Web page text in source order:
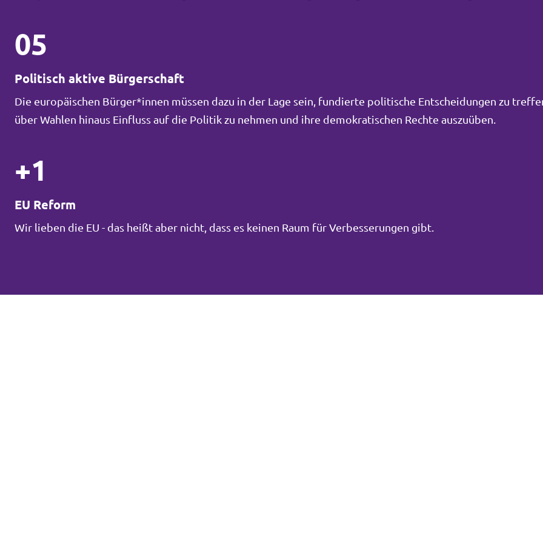
05
Politisch aktive Bürgerschaft
Die europäischen Bürger*innen müssen dazu in der Lage sein, fundierte politische Entscheidungen zu
über Wahlen hinaus Einfluss auf die Politik zu nehmen und ihre demokratischen Rechte auszuüben.
+1
EU Reform
Wir lieben die EU - das heißt aber nicht, dass es keinen Raum für Verbesserungen gibt.